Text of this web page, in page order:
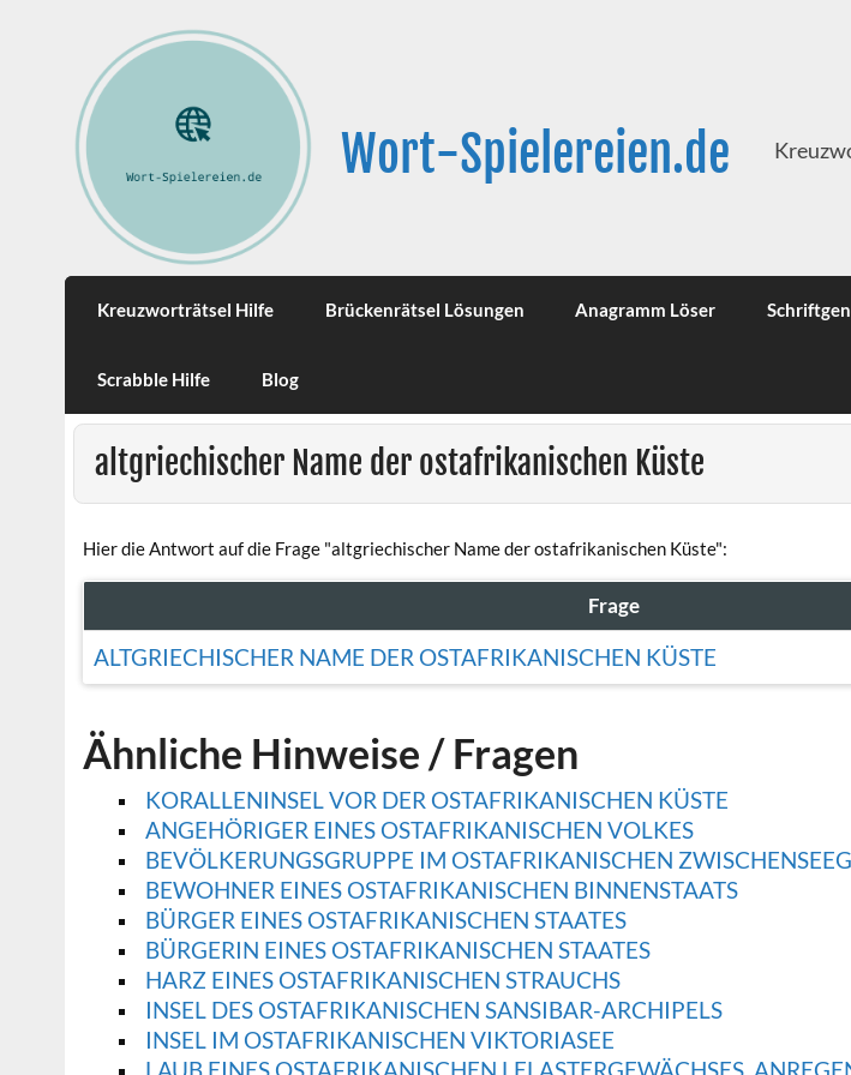
Wort-Spielereien.de
Kreuzworträtsel Hilfe Brückenrätsel Lösungen Anagramm Löser
Scrabble Hilfe Blog
altgriechischer Name der ostafrikanischen Küste
Hier die Antwort auf die Frage "altgriechischer Name der ostafrikanischen Küste":
Frage
ALTGRIECHISCHER NAME DER OSTAFRIKANISCHEN KÜSTE
Ähnliche Hinweise / Fragen
KORALLENINSEL VOR DER OSTAFRIKANISCHEN KÜSTE
ANGEHÖRIGER EINES OSTAFRIKANISCHEN VOLKES
BEVÖLKERUNGSGRUPPE IM OSTAFRIKANISCHEN
BEWOHNER EINES OSTAFRIKANISCHEN BINNENSTAATS
BÜRGER EINES OSTAFRIKANISCHEN STAATES
BÜRGERIN EINES OSTAFRIKANISCHEN STAATES
HARZ EINES OSTAFRIKANISCHEN STRAUCHS
INSEL DES OSTAFRIKANISCHEN SANSIBAR-ARCHIPELS
INSEL IM OSTAFRIKANISCHEN VIKTORIASEE